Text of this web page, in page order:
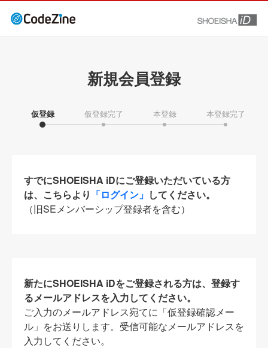
新規会員登録
仮登録 仮登録完了 本登録 本登録完了
すでにSHOEISHA iDにご登録いただいている方
は、こちらより 「ログイン」 してください。
（旧SEメンバーシップ登録者を含む）
新たにSHOEISHA iDをご登録される方は、登録す
るメールアドレスを入力してください。
ご入力のメールアドレス宛てに「仮登録確認メー
ル」をお送りします。受信可能なメールアドレスを
入力してください。